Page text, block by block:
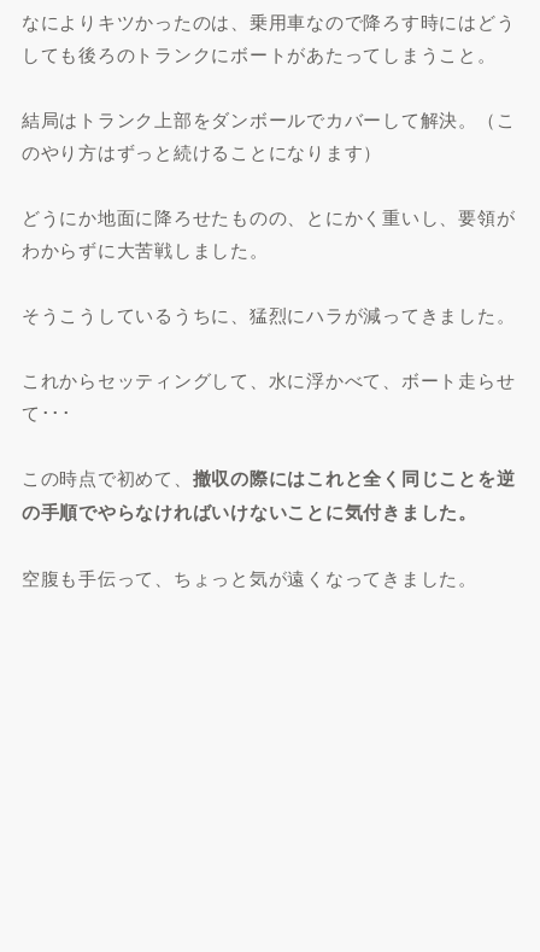
なによりキツかったのは、乗用車なので降ろす時にはどう
しても後ろのトランクにボートがあたってしまうこと。
結局はトランク上部をダンボールでカバーして解決。（こ
のやり方はずっと続けることになります）
どうにか地面に降ろせたものの、とにかく重いし、要領が
わからずに大苦戦しました。
そうこうしているうちに、猛烈にハラが減ってきました。
これからセッティングして、水に浮かべて、ボート走らせ
て･･･
この時点で初めて、 撤収の際にはこれと全く同じことを逆
の手順でやらなければいけないことに気付きました。
空腹も手伝って、ちょっと気が遠くなってきました。